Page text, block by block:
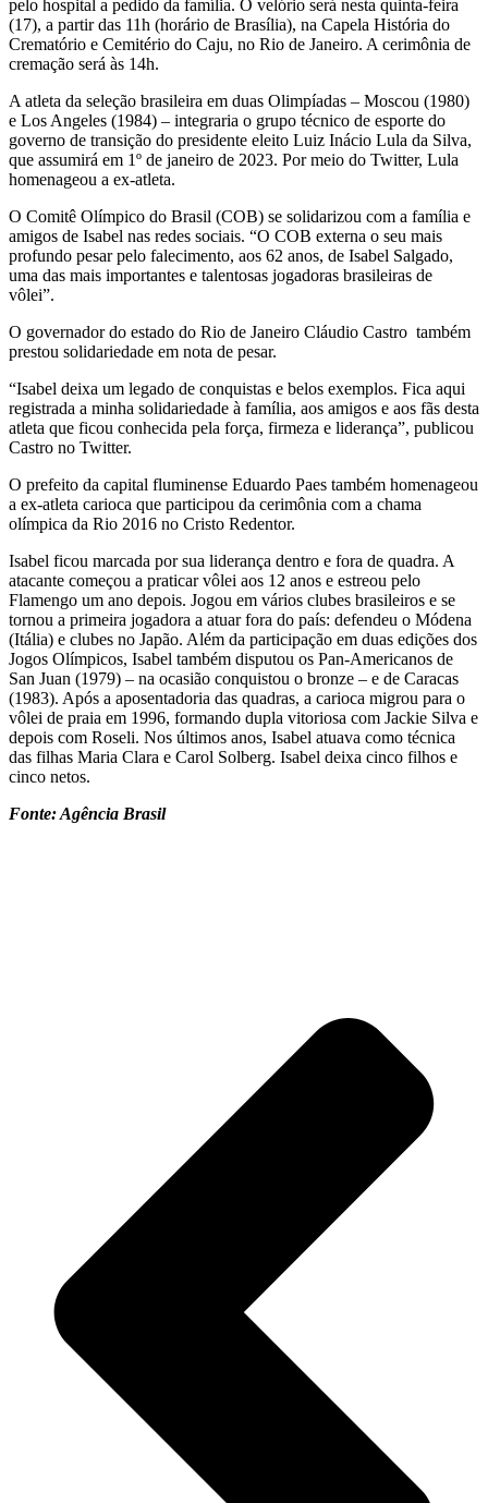
pelo hospital a pedido da família. O velório será nesta quinta-feira
(17), a partir das 11h (horário de Brasília), na Capela História do
Crematório e Cemitério do Caju, no Rio de Janeiro. A cerimônia de
cremação será às 14h.
A atleta da seleção brasileira em duas Olimpíadas – Moscou (1980)
e Los Angeles (1984) – integraria o grupo técnico de esporte do
governo de transição do presidente eleito Luiz Inácio Lula da Silva,
que assumirá em 1º de janeiro de 2023. Por meio do Twitter, Lula
homenageou a ex-atleta.
O Comitê Olímpico do Brasil (COB) se solidarizou com a família e
amigos de Isabel nas redes sociais. “O COB externa o seu mais
profundo pesar pelo falecimento, aos 62 anos, de Isabel Salgado,
uma das mais importantes e talentosas jogadoras brasileiras de
vôlei”.
O governador do estado do Rio de Janeiro Cláudio Castro também
prestou solidariedade em nota de pesar.
“Isabel deixa um legado de conquistas e belos exemplos. Fica aqui
registrada a minha solidariedade à família, aos amigos e aos fãs desta
atleta que ficou conhecida pela força, firmeza e liderança”, publicou
Castro no Twitter.
O prefeito da capital fluminense Eduardo Paes também homenageou
a ex-atleta carioca que participou da cerimônia com a chama
olímpica da Rio 2016 no Cristo Redentor.
Isabel ficou marcada por sua liderança dentro e fora de quadra. A
atacante começou a praticar vôlei aos 12 anos e estreou pelo
Flamengo um ano depois. Jogou em vários clubes brasileiros e se
tornou a primeira jogadora a atuar fora do país: defendeu o Módena
(Itália) e clubes no Japão. Além da participação em duas edições dos
Jogos Olímpicos, Isabel também disputou os Pan-Americanos de
San Juan (1979) – na ocasião conquistou o bronze – e de Caracas
(1983). Após a aposentadoria das quadras, a carioca migrou para o
vôlei de praia em 1996, formando dupla vitoriosa com Jackie Silva e
depois com Roseli. Nos últimos anos, Isabel atuava como técnica
das filhas Maria Clara e Carol Solberg. Isabel deixa cinco filhos e
cinco netos.
Fonte: Agência Brasil